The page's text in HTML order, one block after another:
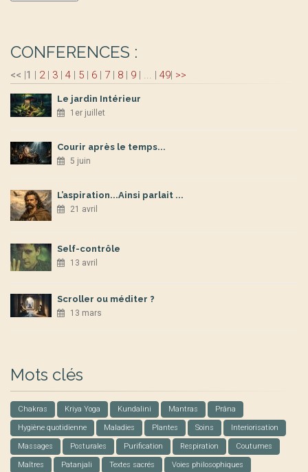
CONFERENCES :
<< |1 | 2| 3 | 4 | 5 | 6 | 7 | 8 | 9 | ... | 49| >>
Le jardin Intérieur
1er juillet
Courir après le temps...
5 juin
L’aspiration...Ainsi parlait ...
21 avril
Self-contrôle
13 avril
Scroller ou méditer ?
13 mars
Mots clés
Chakras Kriya Yoga Kundalini Mantras Prâna
Hygiène quotidienne Maladies Plantes Soins Interiorisation
Massages Posturales Purification Respiration Coutumes
Maîtres Patanjali Textes sacrés Voies philosophiques